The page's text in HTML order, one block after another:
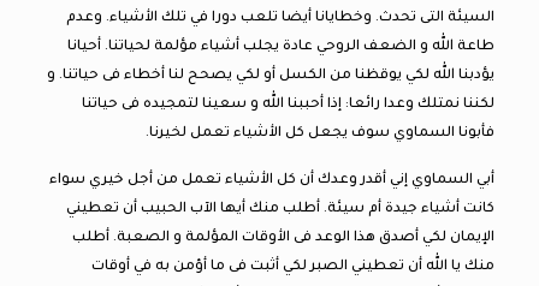
السيئة التى تحدث. وخطايانا أيضا تلعب دورا في تلك الأشياء. وعدم
طاعة الله و الضعف الروحي عادة يجلب أشياء مؤلمة لحياتنا. أحيانا
يؤدبنا الله لكي يوقظنا من الكسل أو لكي يصحح لنا أخطاء فى حياتنا. و
لكننا نمتلك وعدا رائعا: إذا أحببنا الله و سعينا لتمجيده فى حياتنا
فأبونا السماوي سوف يجعل كل الأشياء تعمل لخيرنا.
أبي السماوي إني أقدر وعدك أن كل الأشياء تعمل من أجل خيري سواء
كانت أشياء جيدة أم سيئة. أطلب منك أيها الآب الحبيب أن تعطيني
الإيمان لكي أصدق هذا الوعد فى الأوقات المؤلمة و الصعبة. أطلب
منك يا الله أن تعطيني الصبر لكي أثبت فى ما أؤمن به في أوقات